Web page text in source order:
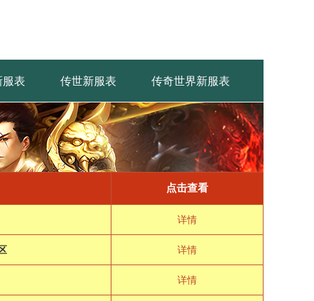
表 传世新服表 传奇世界新服表
点击查看
详情
详情
详情